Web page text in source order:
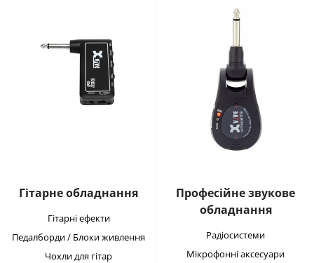
Гітарне обладнання
Гітарні ефекти
Педалборди / Блоки живлення
Чохли для гітар
Професійне звукове
обладнання
Радіосистеми
Мікрофонні аксесуари